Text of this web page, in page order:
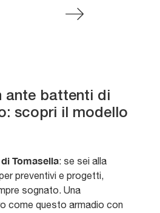
ante battenti di
scopri il modello
Tomasella: se sei alla
preventivi e progetti,
sognato. Una
come questo armadio con